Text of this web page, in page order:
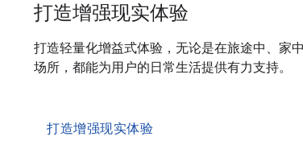
打造增强现实体验
打造轻量化增益式体验，无论是在旅途中、家
场所，都能为用户的日常生活提供有力支持。
打造增强现实体验